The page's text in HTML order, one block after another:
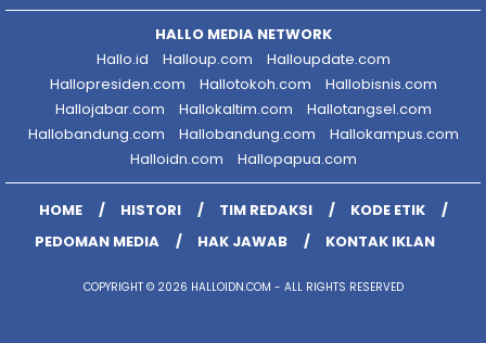
HALLO MEDIA NETWORK
Hallo.id
Halloup.com
Halloupdate.com
Hallopresiden.com
Hallotokoh.com
Hallobisnis.com
Hallojabar.com
Hallokaltim.com
Hallotangsel.com
Hallobandung.com
Hallobandung.com
Hallokampus.com
Halloidn.com
Hallopapua.com
HOME HISTORI TIM REDAKSI
KODE ETIK
PEDOMAN MEDIA
HAK JAWAB KONTAK IKLAN
COPYRIGHT © 2026 HALLOIDN.COM - ALL RIGHTS RESERVED